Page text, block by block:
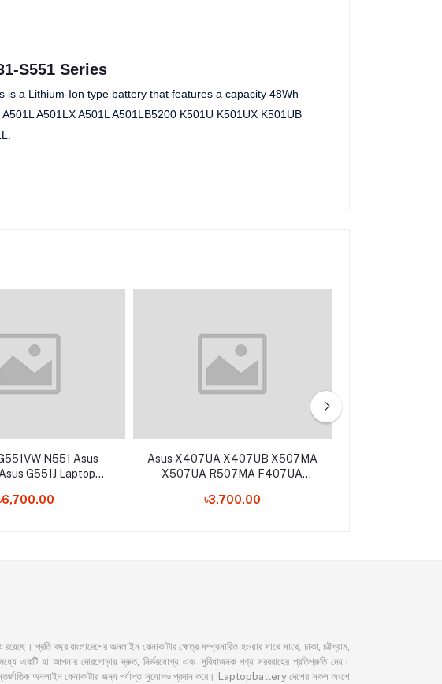
S551 Series
is a Lithium-Ion type battery that features a capacity 48Wh
A501L A501LX A501L A501LB5200 K501U K501UX K501UB
N551 Asus
G551J Laptop
Asus X407UA X407UB X507MA
X507UA R507MA F407UA
৳3,700.00
বছর বাংলাদেশের অনলাইন কেনাকাটার ক্ষেত্র সম্প্রসারিত হওয়ার সাথে সাথে, ঢাকা, চট্টগ্রাম,
একটি যা আপনার দোরগোড়ায় দ্রুত, নির্ভরযোগ্য এবং সুবিধাজনক পণ্য সরবরাহের প্রতিশ্রুতি দেয়।
আন্তর্জাতিক অনলাইন কেনাকাটার জন্য পর্যাপ্ত সুযোগও প্রদান করে। Laptopbattery দেশের সকল অংশে